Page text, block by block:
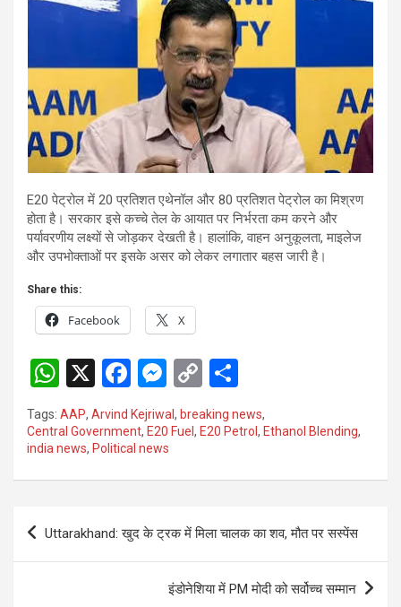
E20 पेट्रोल में 20 प्रतिशत एथेनॉल और 80 प्रतिशत पेट्रोल का मिश्रण
होता है। सरकार इसे कच्चे तेल के आयात पर निर्भरता कम करने और
पर्यावरणीय लक्ष्यों से जोड़कर देखती है। हालांकि, वाहन अनुकूलता, माइलेज
और उपभोक्ताओं पर इसके असर को लेकर लगातार बहस जारी है।
Share this:
Facebook X
W
h
at
s
A
p
X
F
a
ce
b
o
o
k
M
es
se
n
g
er
C
o
py
n
ar
Tags: AAP, Arvind Kejriwal , breaking news,
Central Government, E20 Fuel , E20 Petrol , Ethanol Blending,
india news, Political news
Post
Uttarakhand: खुद के ट्रक में मिला चालक का शव, मौत पर सस्पेंस
इंडोनेशिया में PM मोदी को सर्वोच्च सम्मान